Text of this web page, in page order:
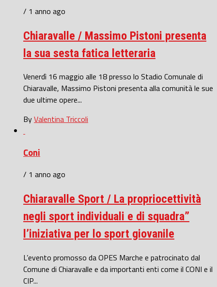
/ 1 anno ago
Chiaravalle / Massimo Pistoni presenta
la sua sesta fatica letteraria
Venerdì 16 maggio alle 18 presso lo Stadio Comunale di
Chiaravalle, Massimo Pistoni presenta alla comunità le sue
due ultime opere...
ByValentina Triccoli
Coni
/ 1 anno ago
Chiaravalle Sport / La propriocettività
negli sport individuali e di squadra”
l’iniziativa per lo sport giovanile
L’evento promosso da OPES Marche e patrocinato dal
Comune di Chiaravalle e da importanti enti come il CONI e il
CIP...